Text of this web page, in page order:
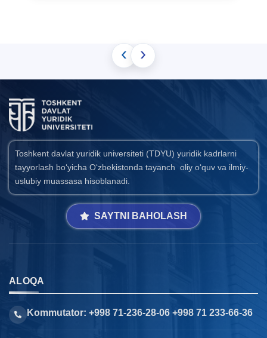
‹ ›
Toshkent davlat yuridik universiteti (TDYU) yuridik kadrlarni
tayyorlash bo‘yicha O‘zbekistonda tayanch oliy o‘quv va ilmiy-
uslubiy muassasa hisoblanadi.
SAYTNI BAHOLASH
ALOQA
Kommutator: +998 71-236-28-06 +998 71 233-66-36